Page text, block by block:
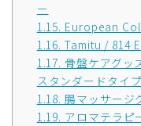
ー
1.15. European
1.16. Tamitu / 814
1.17. 骨盤ケアグ
スタンダードタイプ
1.18. 腸マッサージ
1.19. アロマテラピ